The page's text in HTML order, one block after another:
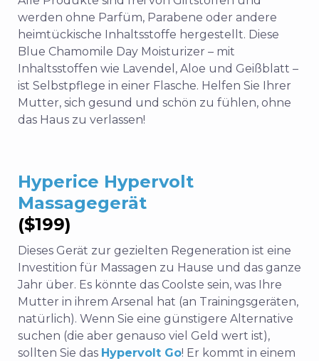
werden ohne Parfüm, Parabene oder andere
heimtückische Inhaltsstoffe hergestellt. Diese
Blue Chamomile Day Moisturizer – mit
Inhaltsstoffen wie Lavendel, Aloe und Geißblatt –
ist Selbstpflege in einer Flasche. Helfen Sie Ihrer
Mutter, sich gesund und schön zu fühlen, ohne
das Haus zu verlassen!
Hyperice Hypervolt
Massagegerät
($199)
Dieses Gerät zur gezielten Regeneration ist eine
Investition für Massagen zu Hause und das ganze
Jahr über. Es könnte das Coolste sein, was Ihre
Mutter in ihrem Arsenal hat (an Trainingsgeräten,
natürlich). Wenn Sie eine günstigere Alternative
suchen (die aber genauso viel Geld wert ist),
sollten Sie das Hypervolt Go! Er kommt in einem